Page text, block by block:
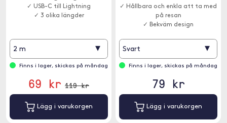
✓ USB-C till Lightning
✓ 3 olika längder
2 m ▾
Finns i lager, skickas på måndag
69 kr 119 kr
Lägg i varukorgen
✓ Hållbara och enkla att ta med
på resan
✓ Bekväm design
Svart ▾
Finns i lager, skickas på måndag
79 kr
Lägg i varukorgen